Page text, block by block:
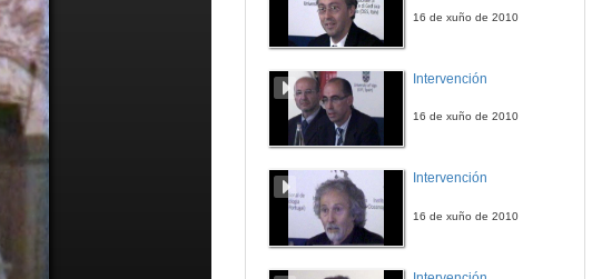
16 de xuño de 2010
Intervención
16 de xuño de 2010
Intervención
16 de xuño de 2010